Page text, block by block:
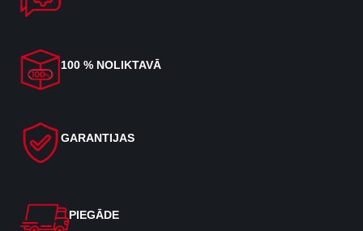
100 % NOLIKTAVĀ
GARANTIJAS
PIEGĀDE